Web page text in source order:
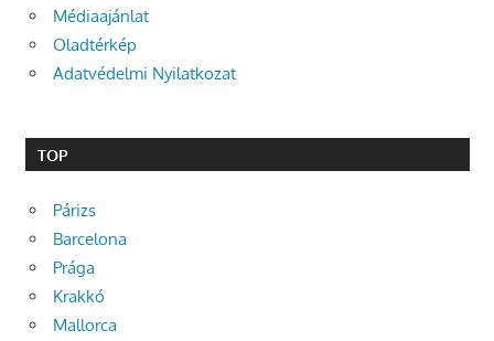
Médiaajánlat
Oladtérkép
Adatvédelmi Nyilatkozat
TOP
Párizs
Barcelona
Prága
Krakkó
Mallorca